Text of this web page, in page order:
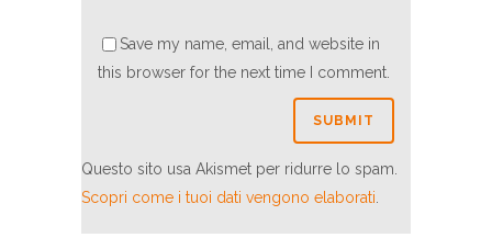
Save my name, email, and website in
this browser for the next time I comment.
Questo sito usa Akismet per ridurre lo spam.
Scopri come i tuoi dati vengono elaborati.